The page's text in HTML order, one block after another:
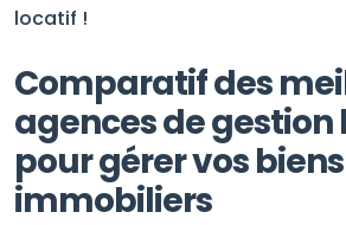
locatif !
Comparatif des
agences de
pour gérer vos biens
immobiliers